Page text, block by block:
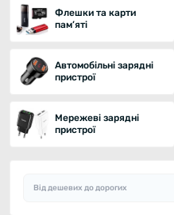
Флешки та карти
пам’яті
Автомобільні зарядні
пристрої
Мережеві зарядні
пристрої